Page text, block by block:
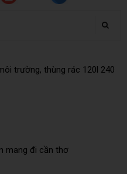
trường, thùng rác 120l 240
mang đi cần thơ